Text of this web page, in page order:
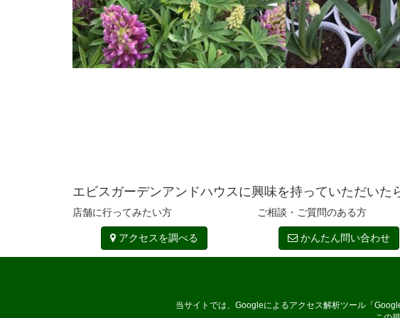
エビスガーデンアンドハウスに興味を持っていただい
店舗に行ってみたい方
アクセスを調べる
ご相談・ご質問のある方
かんたん問い合わせ
当サイトでは、Googleによるアクセス解析ツール「